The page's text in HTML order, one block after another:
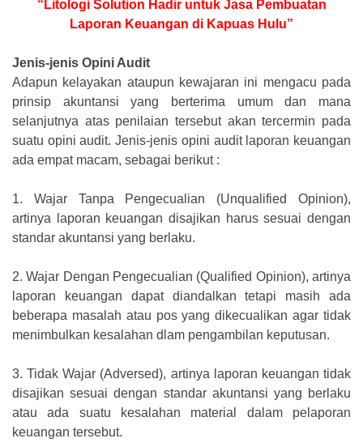
“Litologi Solution Hadir untuk Jasa Pembuatan
Laporan Keuangan di Kapuas Hulu”
Jenis-jenis Opini Audit
Adapun kelayakan ataupun kewajaran ini mengacu pada
prinsip akuntansi yang berterima umum dan mana
selanjutnya atas penilaian tersebut akan tercermin pada
suatu opini audit. Jenis-jenis opini audit laporan keuangan
ada empat macam, sebagai berikut :
1.
Wajar Tanpa Pengecualian (Unqualified Opinion),
artinya laporan keuangan disajikan harus sesuai dengan
standar akuntansi yang berlaku.
2. Wajar Dengan Pengecualian (Qualified Opinion), artinya
laporan keuangan dapat diandalkan tetapi masih ada
beberapa masalah atau pos yang dikecualikan agar tidak
menimbulkan kesalahan dlam pengambilan keputusan.
3. Tidak Wajar (Adversed), artinya laporan keuangan tidak
disajikan sesuai dengan standar akuntansi yang berlaku
atau ada suatu kesalahan material dalam pelaporan
keuangan tersebut.